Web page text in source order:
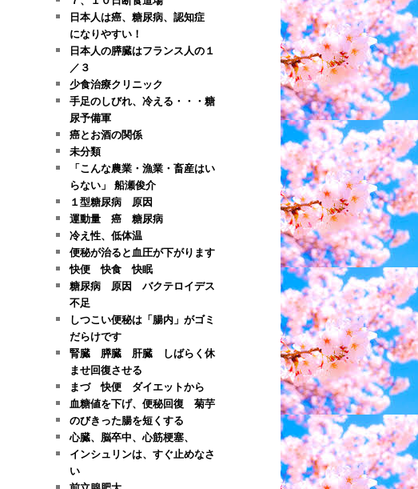
日本人は癌、糖尿病、認知症
になりやすい！
日本人の膵臓はフランス人の１
／３
少食治療クリニック
手足のしびれ、冷える・・・糖
尿予備軍
癌とお酒の関係
未分類
「こんな農業・漁業・畜産はい
らない」 船瀬俊介
１型糖尿病 原因
運動量 癌 糖尿病
冷え性、低体温
便秘が治ると血圧が下がります
快便 快食 快眠
糖尿病 原因 バクテロイデス
不足
しつこい便秘は「腸内」がゴミ
だらけです
腎臓 膵臓 肝臓 しばらく休
ませ回復させる
まづ 快便 ダイエットから
血糖値を下げ、便秘回復 菊芋
のびきった腸を短くする
心臓、脳卒中、心筋梗塞、
インシュリンは、すぐ止めなさ
い